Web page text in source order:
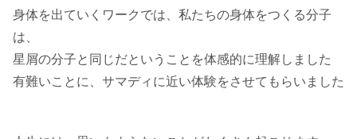
身体を出ていくワークでは、私たちの身体をつくる分子
は、
星屑の分子と同じだということを体感的に理解しました
有難いことに、サマディに近い体験をさせてもらいました